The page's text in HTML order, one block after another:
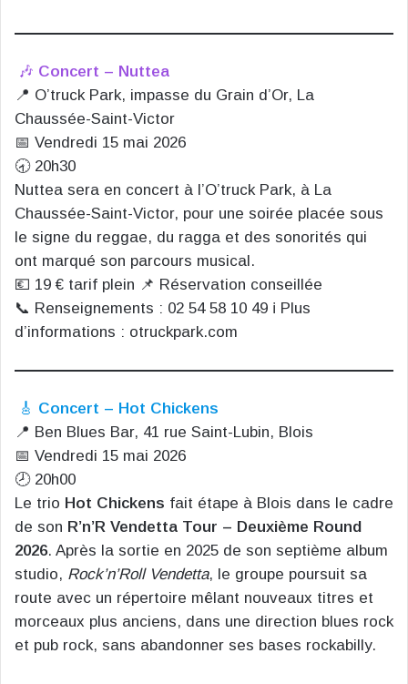
🎶 Concert – Nuttea
📍 O’truck Park, impasse du Grain d’Or, La
Chaussée-Saint-Victor
📅 Vendredi 15 mai 2026
🕣 20h30
Nuttea sera en concert à l’O’truck Park, à La
Chaussée-Saint-Victor, pour une soirée placée sous
le signe du reggae, du ragga et des sonorités qui
ont marqué son parcours musical.
💶 19 € tarif plein 📌 Réservation conseillée
📞 Renseignements : 02 54 58 10 49 ℹ️ Plus
d’informations : otruckpark.com
🎸 Concert – Hot Chickens
📍 Ben Blues Bar, 41 rue Saint-Lubin, Blois
📅 Vendredi 15 mai 2026
🕗 20h00
Le trio Hot Chickens fait étape à Blois dans le cadre
de son R’n’R Vendetta Tour – Deuxième Round
2026. Après la sortie en 2025 de son septième album
studio, Rock’n’Roll Vendetta, le groupe poursuit sa
route avec un répertoire mêlant nouveaux titres et
morceaux plus anciens, dans une direction blues rock
et pub rock, sans abandonner ses bases rockabilly.